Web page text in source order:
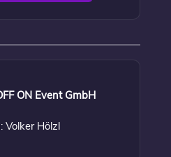
ON Event GmbH
Volker Hölzl